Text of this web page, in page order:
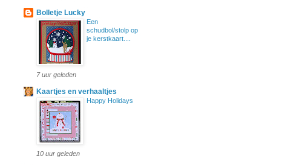
Bolletje Lucky
Een
schudbol/stolp op
je kerstkaart....
7 uur geleden
Kaartjes en verhaaltjes
Happy Holidays
10 uur geleden